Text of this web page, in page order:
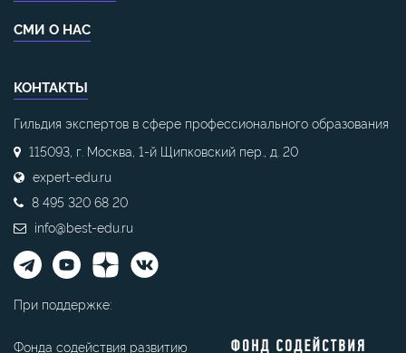
СМИ О НАС
КОНТАКТЫ
Гильдия экспертов в сфере профессионального образования
115093, г. Москва, 1-й Щипковский пер., д. 20
expert-edu.ru
8 495 320 68 20
info@best-edu.ru
При поддержке:
Фонда содействия развитию